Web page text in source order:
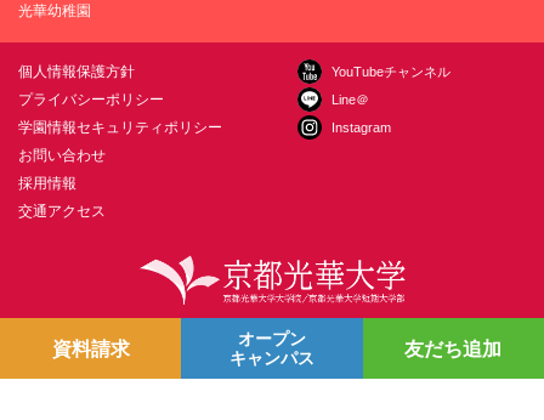
光華幼稚園
個人情報保護方針
プライバシーポリシー
学園情報セキュリティポリシー
お問い合わせ
採用情報
交通アクセス
YouTubeチャンネル
Line＠
Instagram
〒615-0882 京都市右京区西京極葛野町38
Copyright © Kyoto Koka University All Right Reserved.
資料請求
オープン
キャンパス
友だち追加